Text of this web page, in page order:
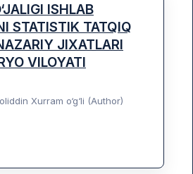
ISHLAB
STATISTIK TATQIQ
JIXATLARI
VILOYATI
Xurram o‘g‘li (Author)